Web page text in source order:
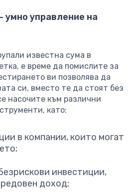
умно управление на
известна сума в
е време да помислите за
ви позволява да
си, вместо те да стоят без
насочите към различни
като:
в компании, които могат
инвестиции,
доход;